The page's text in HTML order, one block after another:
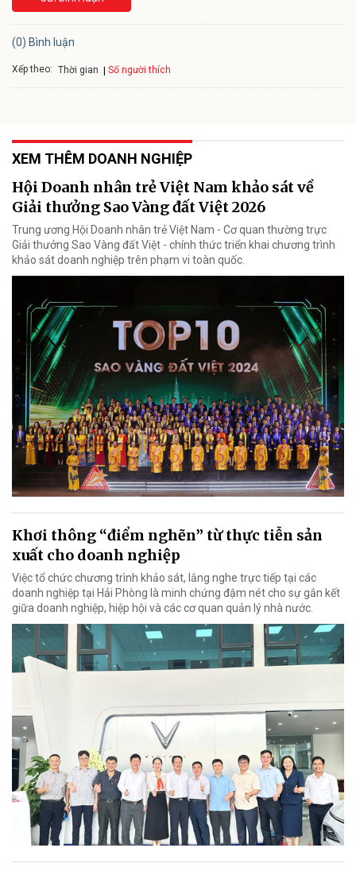
(0) Bình luận
Xếp theo: Thời gian Số người thích
XEM THÊM DOANH NGHIỆP
Hội Doanh nhân trẻ Việt Nam khảo sát về
Giải thưởng Sao Vàng đất Việt 2026
Trung ương Hội Doanh nhân trẻ Việt Nam - Cơ quan thường trực
Giải thưởng Sao Vàng đất Việt - chính thức triển khai chương trình
khảo sát doanh nghiệp trên phạm vi toàn quốc.
Khơi thông “điểm nghẽn” từ thực tiễn sản
xuất cho doanh nghiệp
Việc tổ chức chương trình khảo sát, lắng nghe trực tiếp tại các
doanh nghiệp tại Hải Phòng là minh chứng đậm nét cho sự gắn kết
giữa doanh nghiệp, hiệp hội và các cơ quan quản lý nhà nước.